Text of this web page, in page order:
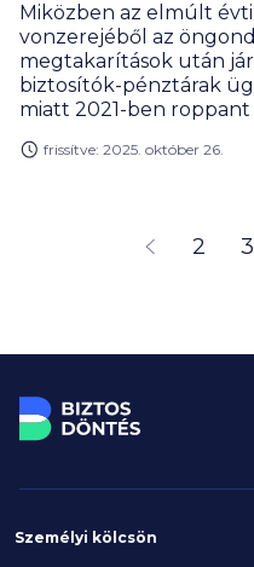
Miközben az elmúlt
vonzerejéből az
megtakarítások után
biztosítók-pénztárak
miatt 2021-ben
év végén felpöröghet
biztosít hosszú távú
frissítve: 2025. október 26.
2 3
Személyi kölcsön